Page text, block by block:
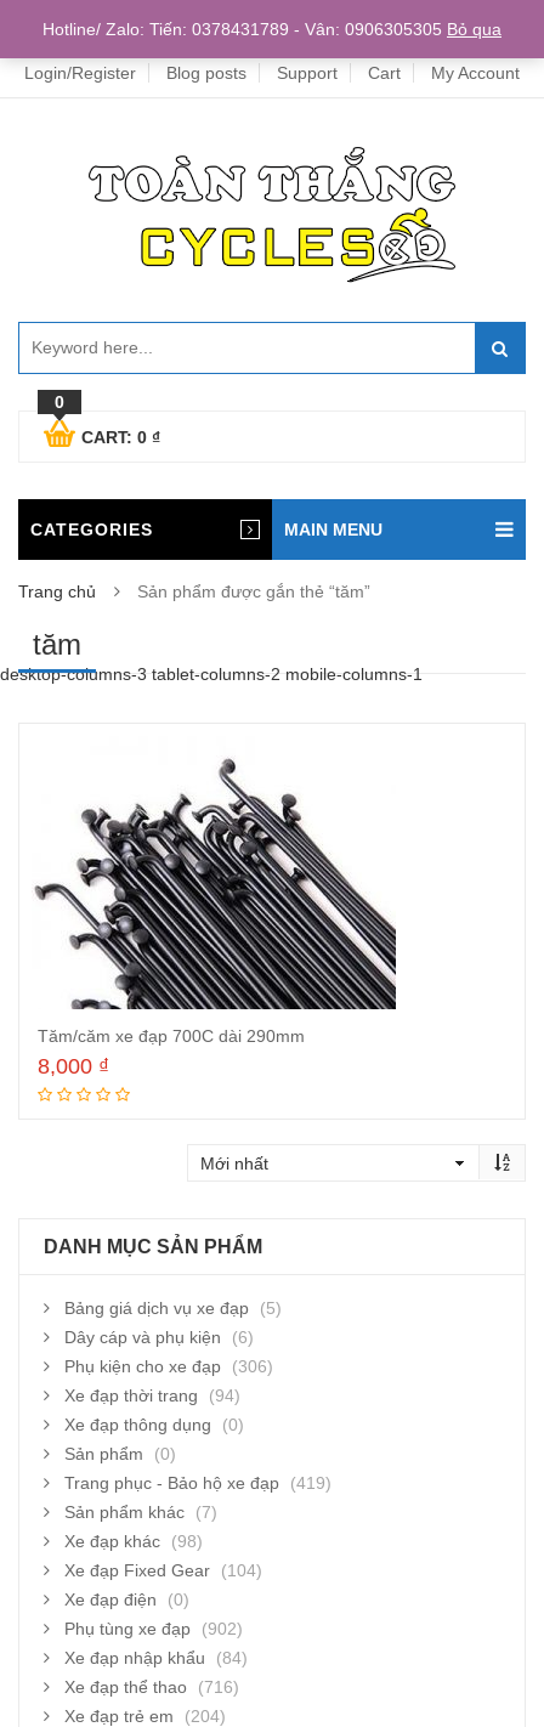
Home
Login/Register Blog posts Support Cart My Account
0
CART: 0 ₫
CATEGORIES MAIN MENU
Trang chủ Sản phẩm được gắn thẻ “tăm”
tăm
desktop-columns-3 tablet-columns-2 mobile-columns-1
Tăm/căm xe đạp 700C dài 290mm
8,000 ₫
DANH MỤC SẢN PHẨM
Bảng giá dịch vụ xe đạp
(5)
Dây cáp và phụ kiện
(6)
Phụ kiện cho xe đạp
(306)
Xe đạp thời trang
(94)
Xe đạp thông dụng
(0)
Sản phẩm
(0)
Trang phục - Bảo hộ xe đạp
(419)
Sản phẩm khác
(7)
Xe đạp khác
(98)
Xe đạp Fixed Gear
(104)
Xe đạp điện
(0)
Phụ tùng xe đạp
(902)
Xe đạp nhập khẩu
(84)
Xe đạp thể thao
(716)
Xe đạp trẻ em
(204)
Hotline/ Zalo: Tiến: 0378431789 - Vân: 0906305305 Bỏ qua